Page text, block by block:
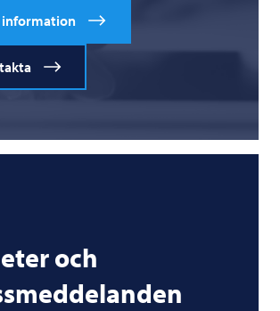
information
och